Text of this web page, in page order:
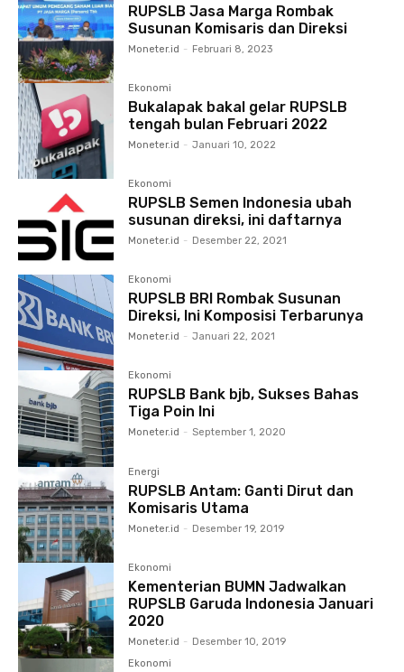
RUPSLB Jasa Marga Rombak
Susunan Komisaris dan Direksi
Moneter.id - Februari 8, 2023
Ekonomi
Bukalapak bakal gelar RUPSLB
tengah bulan Februari 2022
Moneter.id - Januari 10, 2022
Ekonomi
RUPSLB Semen Indonesia ubah
susunan direksi, ini daftarnya
Moneter.id - Desember 22, 2021
Ekonomi
RUPSLB BRI Rombak Susunan
Direksi, Ini Komposisi Terbarunya
Moneter.id - Januari 22, 2021
Ekonomi
RUPSLB Bank bjb, Sukses Bahas
Tiga Poin Ini
Moneter.id - September 1, 2020
Energi
RUPSLB Antam: Ganti Dirut dan
Komisaris Utama
Moneter.id - Desember 19, 2019
Ekonomi
Kementerian BUMN Jadwalkan
RUPSLB Garuda Indonesia Januari
2020
Moneter.id - Desember 10, 2019
Ekonomi